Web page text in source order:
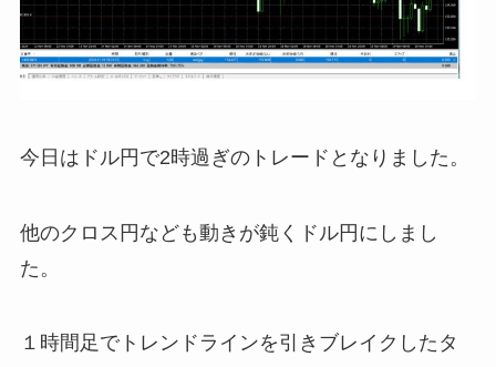
今日はドル円で2時過ぎのトレードとなりました。
他のクロス円なども動きが鈍くドル円にしまし
た。
１時間足でトレンドラインを引きブレイクしたタ